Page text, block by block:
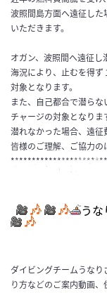
波照間島方面へ遠征し
いただきます。
オガン、波照間へ遠征し
海況により、止むを得
対象となります。
また、自己都合で潜ら
チャージの対象となりま
潜れなかった場合、遠征
皆様のご理解、ご協力の
う
ダイビングチームうな
り方などのご案内動画